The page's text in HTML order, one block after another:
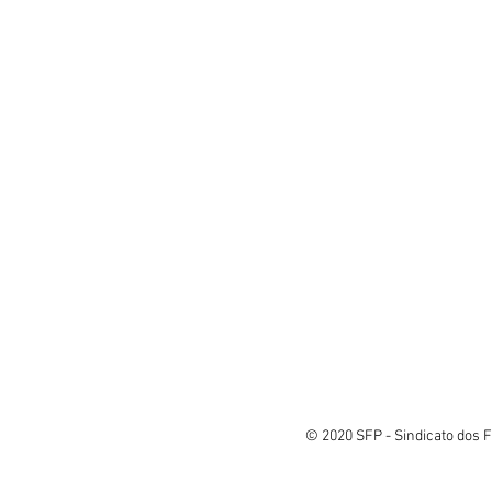
© 2020 SFP - Sindicato dos